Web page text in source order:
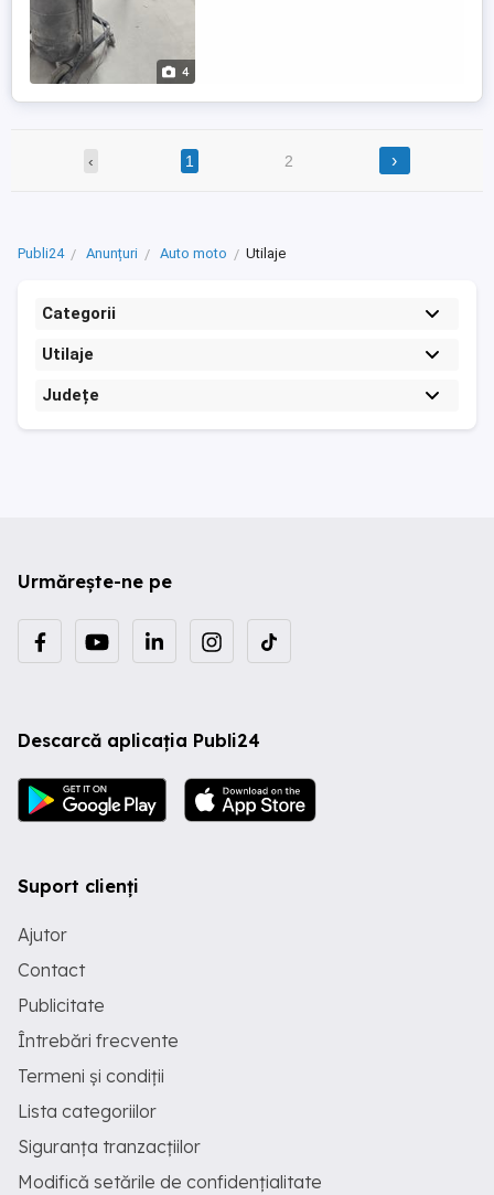
4
‹ 1 2 ›
Publi24 Anunțuri Auto moto Utilaje
Categorii
Utilaje
Județe
Urmărește-ne pe
Descarcă aplicația Publi24
Suport clienți
Ajutor
Contact
Publicitate
Întrebări frecvente
Termeni și condiții
Lista categoriilor
Siguranța tranzacțiilor
Modifică setările de confidențialitate